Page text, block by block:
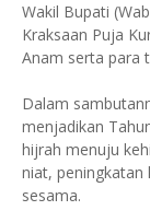
Wakil Bupati
Kraksaan Puja
Anam serta para
Dalam
menjadikan
hijrah menuju
niat, peningkatan
sesama.